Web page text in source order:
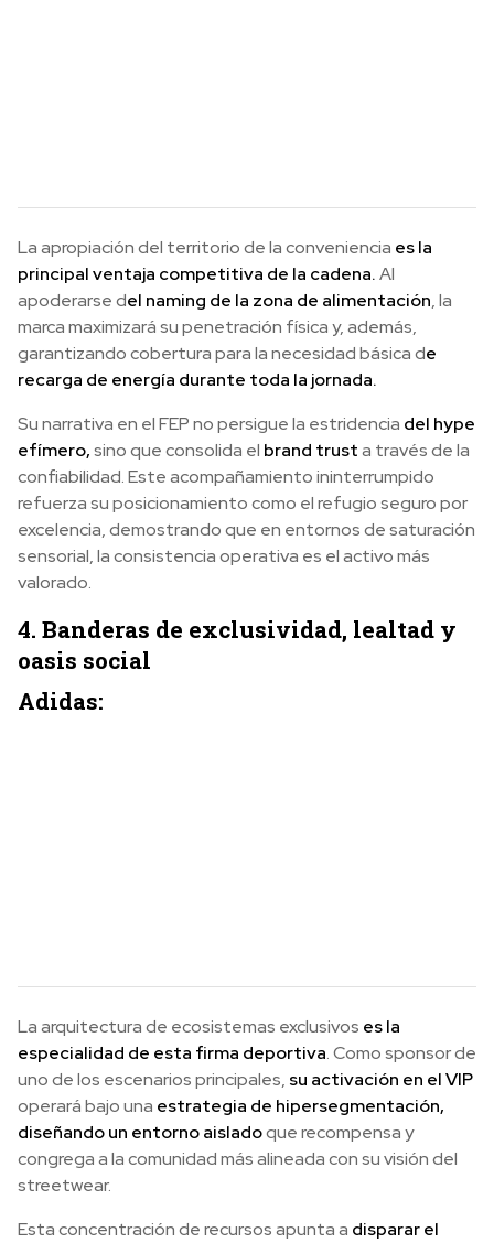
La apropiación del territorio de la conveniencia es la
principal ventaja competitiva de la cadena.Al
apoderarse del naming de la zona de alimentación, la
marca maximizará su penetración física y, además,
garantizando cobertura para la necesidad básica de
recarga de energía durante toda la jornada.
Su narrativa en el FEP no persigue la estridencia del hype
efímero,sino que consolida el brand trusta través de la
confiabilidad. Este acompañamiento ininterrumpido
refuerza su posicionamiento como el refugio seguro por
excelencia, demostrando que en entornos de saturación
sensorial, la consistencia operativa es el activo más
valorado.
4. Banderas de exclusividad, lealtad y
oasis social
Adidas:
La arquitectura de ecosistemas exclusivos es la
especialidad de esta firma deportiva. Como sponsor de
uno de los escenarios principales, su activación en el VIP
operará bajo una estrategia de hipersegmentación,
diseñando un entorno aisladoque recompensa y
congrega a la comunidad más alineada con su visión del
streetwear.
Esta concentración de recursos apunta a disparar el